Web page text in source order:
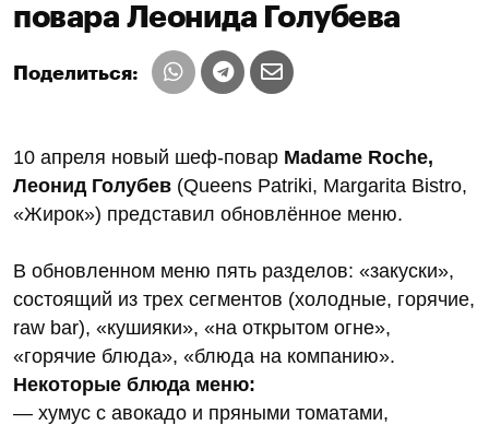
повара Леонида Голубева
Поделиться:
10 апреля новый шеф-повар Madame Roche,
Леонид Голубев (Queens Patriki, Margarita Bistro,
«Жирок») представил обновлённое меню.
В обновленном меню пять разделов: «закуски»,
состоящий из трех сегментов (холодные, горячие,
raw bar), «кушияки», «на открытом огне»,
«горячие блюда», «блюда на компанию».
Некоторые блюда меню:
— хумус с авокадо и пряными томатами,